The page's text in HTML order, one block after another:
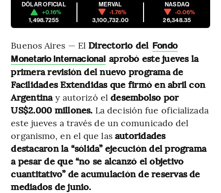
DÓLAR OFICIAL
+0.16%
1,498.7255
MERVAL
-1.76%
3,100,732.00
NASDAQ
-0.06%
26,348.35
Buenos Aires — El Directorio del Fondo
Monetario Internacional aprobó este jueves la
primera revisión del nuevo programa de
Facilidades Extendidas que firmó en abril con
Argentinay autorizó eldesembolso por
US$2.000 millones. La decisión fue oficializada
este jueves a través de un comunicado del
organismo, en el que las autoridades
destacaron la “sólida” ejecución del programa
a pesar de que “no se alcanzó el objetivo
cuantitativo” de acumulación de reservas de
mediados de junio.